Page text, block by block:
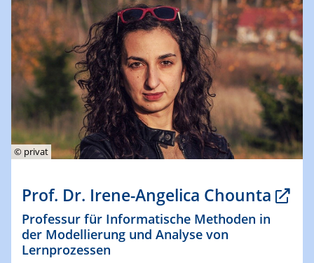
© privat
Prof. Dr. Irene-Angelica Chounta
Professur für Informatische Methoden in
der Modellierung und Analyse von
Lernprozessen